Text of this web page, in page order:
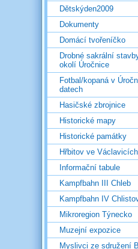
Dětskýden2009
Dokumenty
Domácí tvořeníčko
Drobné sakrální
okolí Úročnice
Fotbal/kopaná v
datech
Hasičské zbrojnice
Historické mapy
Historické památky
Hřbitov ve Václavicích
Informační tabule
Kampfbahn III Chleb
Kampfbahn IV
Mikroregion Týnecko
Muzejní expozice
Myslivci ze sdružení